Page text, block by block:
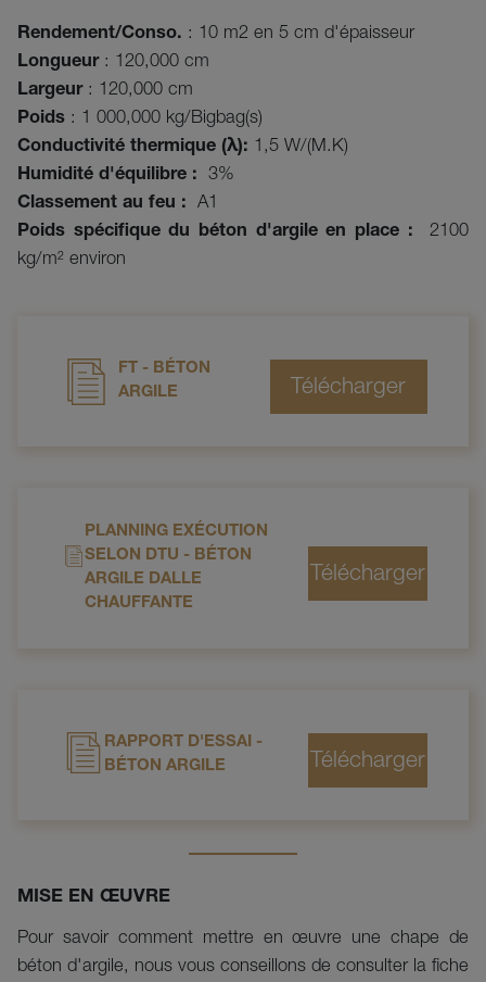
Rendement/Conso. : 10 m2 en 5 cm d'épaisseur
Longueur: 120,000 cm
Largeur: 120,000 cm
Poids : 1 000,000 kg/Bigbag(s)
Conductivité thermique (λ): 1,5 W/(M.K)
Humidité d'équilibre :
3%
Classement au feu :
A1
Poids spécifique du béton d'argile en place :
2100
kg/m² environ
FT - BÉTON
ARGILE
PLANNING EXÉCUTION
SELON DTU - BÉTON
ARGILE DALLE
CHAUFFANTE
RAPPORT D'ESSAI -
BÉTON ARGILE
MISE EN ŒUVRE
Pour savoir comment mettre en œuvre une chape de
béton d'argile, nous vous conseillons de consulter la fiche